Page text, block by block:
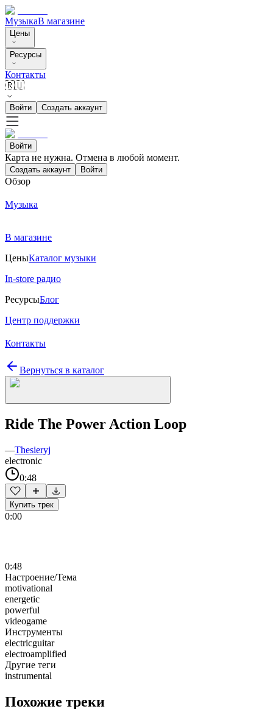
МузыкаВ магазине
Цены
Ресурсы
Контакты
🇷🇺
Войти Создать аккаунт
Войти
Карта не нужна. Отмена в любой момент.
Создать аккаунт Войти
Обзор
Музыка
В магазине
ЦеныКаталог музыки
In-store радио
РесурсыБлог
Центр поддержки
Контакты
Вернуться в каталог
Ride The Power Action Loop
—Thesieryj
electronic
0:48
Купить трек
0:00
0:48
Настроение/Тема
motivational
energetic
powerful
videogame
Инструменты
electricguitar
electroamplified
Другие теги
instrumental
Похожие треки